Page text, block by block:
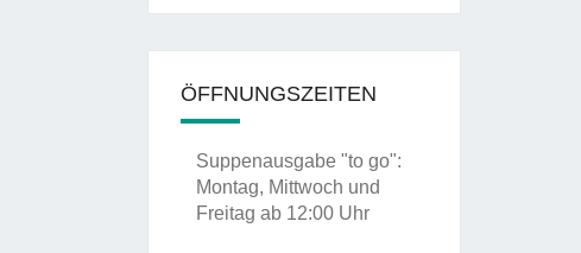
ÖFFNUNGSZEITEN
Suppenausgabe "to go":
Montag, Mittwoch und
Freitag ab 12:00 Uhr